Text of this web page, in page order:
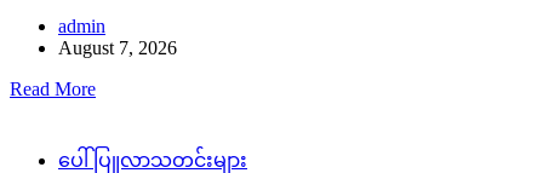
admin
August 7, 2026
Read More
ပေါ်ပြူလာသတင်းများ